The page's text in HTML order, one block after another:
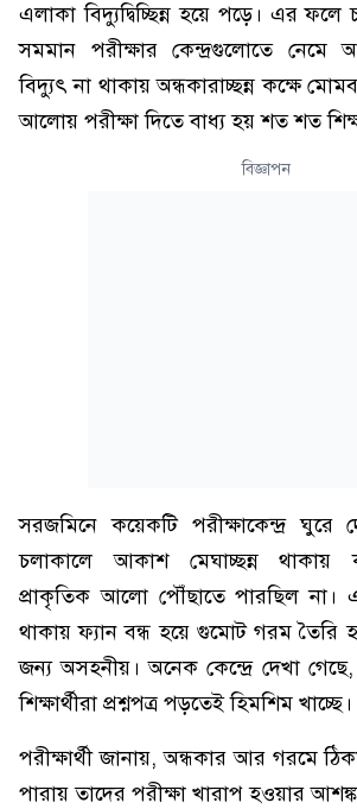
এলাকা বিদ্যুদ্বিচ্ছিন্ন হয়ে পড়ে। এর
সমমান পরীক্ষার কেন্দ্রগুলোতে নেমে
বিদ্যুৎ না থাকায় অন্ধকারাচ্ছন্ন কক্ষে
আলোয় পরীক্ষা দিতে বাধ্য হয় শত শত
বিজ্ঞাপন
সরজমিনে কয়েকটি পরীক্ষাকেন্দ্র ঘুরে
চলাকালে আকাশ মেঘাচ্ছন্ন থাকায়
প্রাকৃতিক আলো পৌঁছাতে পারছিল না।
থাকায় ফ্যান বন্ধ হয়ে গুমোট গরম তৈরি
জন্য অসহনীয়। অনেক কেন্দ্রে দেখা
শিক্ষার্থীরা প্রশ্নপত্র পড়তেই হিমশিম খাচ্ছে।
পরীক্ষার্থী জানায়, অন্ধকার আর গরমে
পারায় তাদের পরীক্ষা খারাপ হওয়ার